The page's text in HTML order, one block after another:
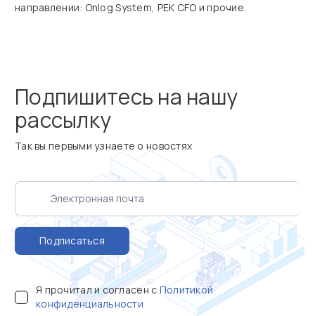
направлении: Onlog System, PEK CFO и прочие.
Подпишитесь на нашу
рассылку
Так вы первыми узнаете о новостях
Подписаться
Я прочитал и согласен с Политикой
конфиденциальности